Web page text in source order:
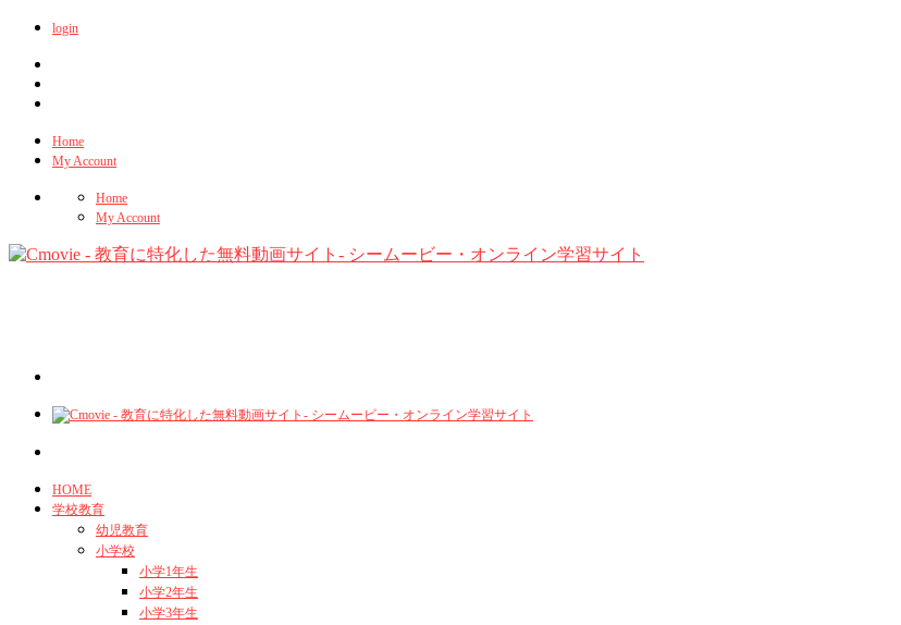
login
Home
My Account
Home
My Account
HOME
学校教育
幼児教育
小学校
小学1年生
小学2年生
小学3年生